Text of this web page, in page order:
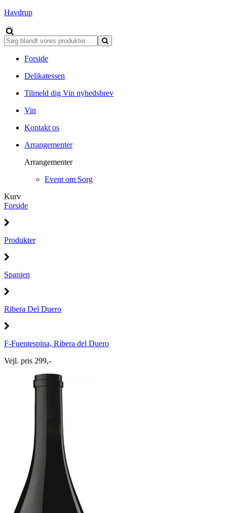
Havdrup
Forside
Delikatessen
Tilmeld dig Vin nyhedsbrev
Vin
Kontakt os
Arrangementer
Arrangementer
Event om Sorg
Kurv
Forside
Produkter
Spanien
Ribera Del Duero
F-Fuentespina, Ribera del Duero
Vejl. pris 299,-